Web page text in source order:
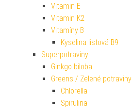
Vitamin E
Vitamin K2
Vitamíny B
Kyselina listová B9
Superpotraviny
Ginkgo biloba
Greens / Zelené potraviny
Chlorella
Spirulina